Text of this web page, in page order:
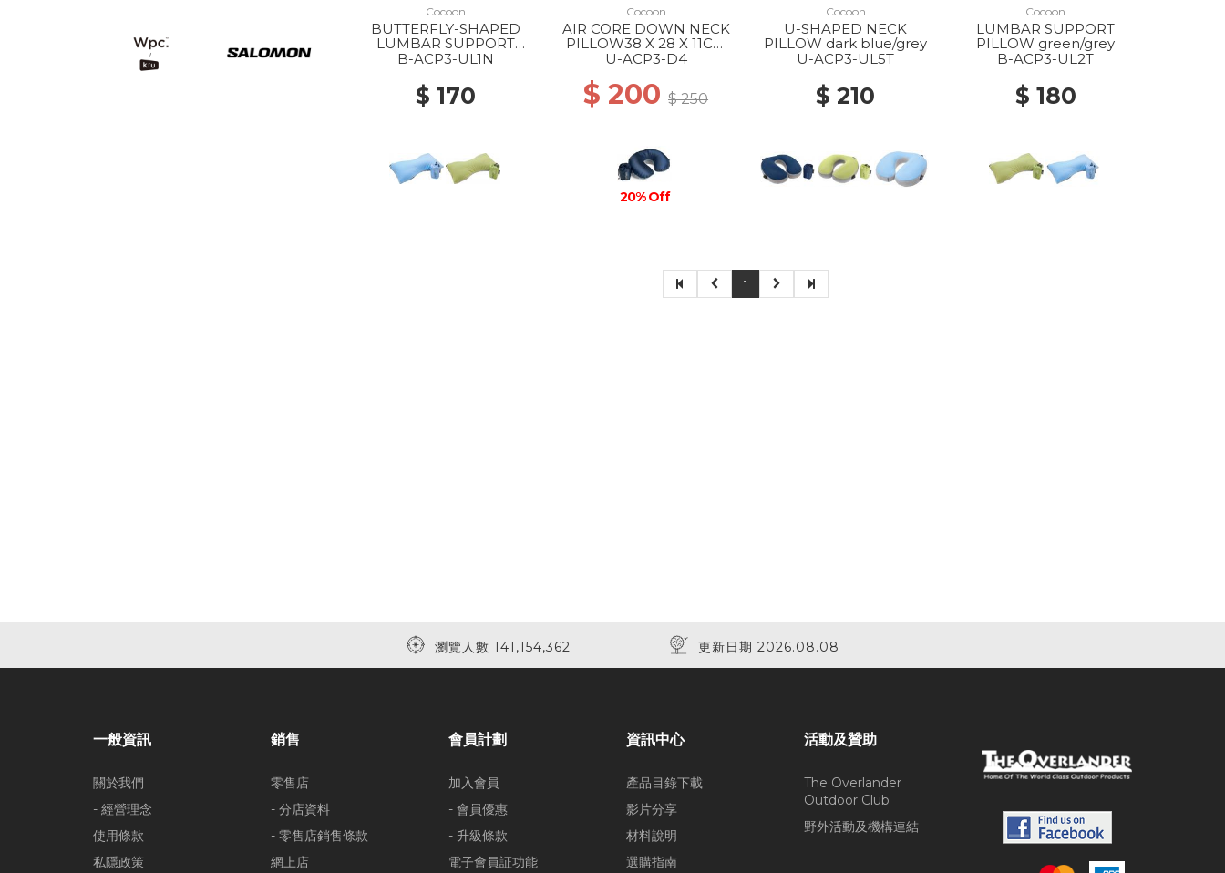
Cocoon
BUTTERFLY-SHAPED
LUMBAR SUPPORT
MICROFIBER NEW
B-ACP3-UL1N
$ 170
Cocoon
AIR CORE DOWN NECK
PILLOW38 X 28 X 11CM
NYLON/MICROFIBER
U-ACP3-D4
$ 200$ 250
20% Off
Cocoon
U-SHAPED NECK
PILLOW dark blue/grey
U-ACP3-UL5T
$ 210
Cocoon
LUMBAR SUPPORT
PILLOW green/grey
B-ACP3-UL2T
$ 180
1
瀏覽人數 141,154,362 更新日期 2026.08.08
一般資訊
關於我們
- 經營理念
使用條款
私隱政策
銷售
零售店
- 分店資料
- 零售店銷售條款
網上店
會員計劃
加入會員
- 會員優惠
- 升級條款
電子會員証功能
資訊中心
產品目錄下載
影片分享
材料說明
選購指南
活動及贊助
The Overlander
Outdoor Club
野外活動及機構連結